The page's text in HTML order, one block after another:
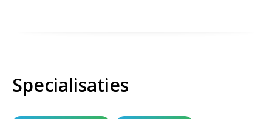
Specialisaties